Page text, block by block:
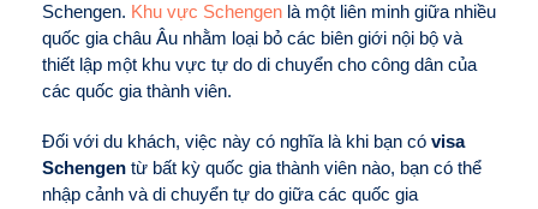
Schengen. Khu vực Schengen là một liên minh giữa nhiều
quốc gia châu Âu nhằm loại bỏ các biên giới nội bộ và
thiết lập một khu vực tự do di chuyển cho công dân của
các quốc gia thành viên.
Đối với du khách, việc này có nghĩa là khi bạn có visa
Schengen từ bất kỳ quốc gia thành viên nào, bạn có thể
nhập cảnh và di chuyển tự do giữa các quốc gia